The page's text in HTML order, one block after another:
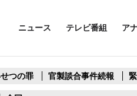
ニュース テレビ番組 ア
つの罪 官製談合事件続報